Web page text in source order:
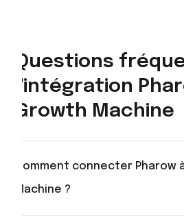
Questions
l'intégration
Growth Machine
Comment connecter Pharow
Machine ?